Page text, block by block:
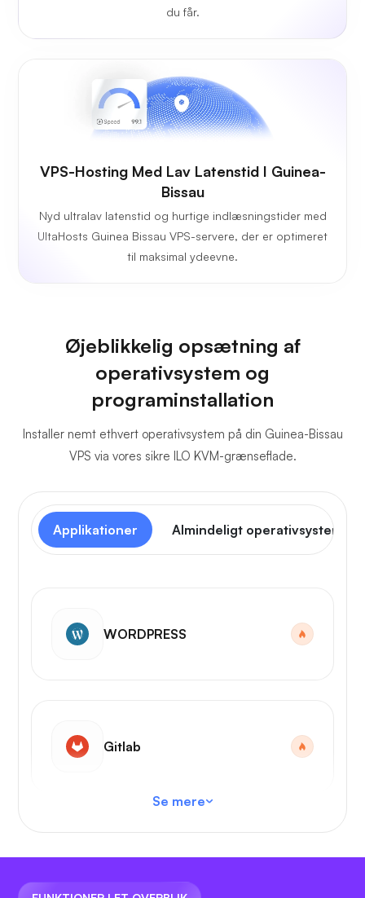
du får.
VPS-Hosting Med Lav Latenstid I Guinea-
Bissau
Nyd ultralav latenstid og hurtige indlæsningstider med
UltaHosts Guinea Bissau VPS-servere, der er optimeret
til maksimal ydeevne.
Øjeblikkelig opsætning af
operativsystem og
programinstallation
Installer nemt ethvert operativsystem på din Guinea-Bissau
VPS via vores sikre ILO KVM-grænseflade.
Applikationer Almindeligt operativsystem
WORDPRESS
Gitlab
VS-kode
Se mere